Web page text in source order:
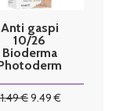
Anti gaspi
10/26
Bioderma
Fluide
40
.49€9.49 €